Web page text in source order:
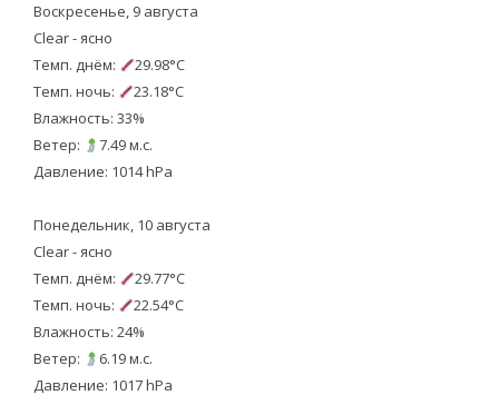
Воскресенье, 9 августа
Clear - ясно
Темп. днём:
29.98°C
Темп. ночь:
23.18°C
Влажность: 33%
Ветер:
7.49 м.с.
Давление: 1014 hPa
Понедельник, 10 августа
Clear - ясно
Темп. днём:
29.77°C
Темп. ночь:
22.54°C
Влажность: 24%
Ветер:
6.19 м.с.
Давление: 1017 hPa